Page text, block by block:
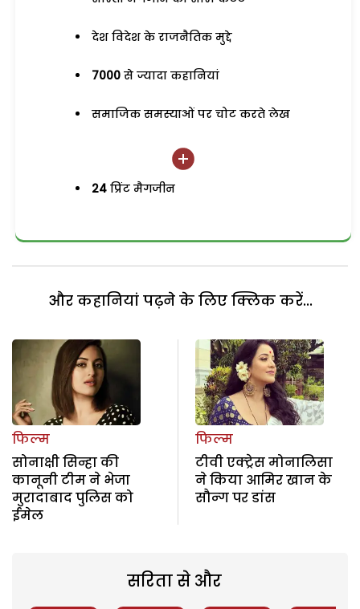
देश विदेश के राजनैतिक मुद्दे
7000 से ज्यादा कहानियां
समाजिक समस्याओं पर चोट करते लेख
24 प्रिंट मैगजीन
और कहानियां पढ़ने के लिए क्लिक करें...
फिल्म
सोनाक्षी सिन्हा की
कानूनी टीम ने भेजा
मुरादाबाद पुलिस को
ईमेल
फिल्म
टीवी एक्ट्रेस मोनालिसा
ने किया आमिर खान के
सौन्ग पर डांस
सरिता से और